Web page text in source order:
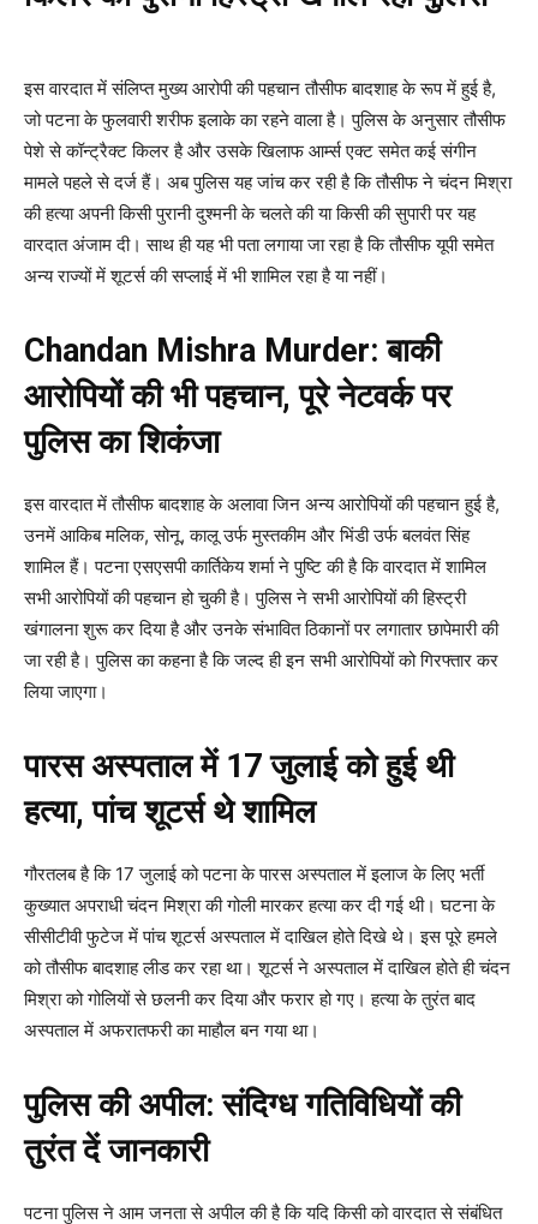
इस वारदात में संलिप्त मुख्य आरोपी की पहचान तौसीफ बादशाह के रूप में हुई है,
जो पटना के फुलवारी शरीफ इलाके का रहने वाला है। पुलिस के अनुसार तौसीफ
पेशे से कॉन्ट्रैक्ट किलर है और उसके खिलाफ आर्म्स एक्ट समेत कई संगीन
मामले पहले से दर्ज हैं। अब पुलिस यह जांच कर रही है कि तौसीफ ने चंदन मिश्रा
की हत्या अपनी किसी पुरानी दुश्मनी के चलते की या किसी की सुपारी पर यह
वारदात अंजाम दी। साथ ही यह भी पता लगाया जा रहा है कि तौसीफ यूपी समेत
अन्य राज्यों में शूटर्स की सप्लाई में भी शामिल रहा है या नहीं।
Chandan Mishra Murder: बाकी
आरोपियों की भी पहचान, पूरे नेटवर्क पर
पुलिस का शिकंजा
इस वारदात में तौसीफ बादशाह के अलावा जिन अन्य आरोपियों की पहचान हुई है,
उनमें आकिब मलिक, सोनू, कालू उर्फ मुस्तकीम और भिंडी उर्फ बलवंत सिंह
शामिल हैं। पटना एसएसपी कार्तिकेय शर्मा ने पुष्टि की है कि वारदात में शामिल
सभी आरोपियों की पहचान हो चुकी है। पुलिस ने सभी आरोपियों की हिस्ट्री
खंगालना शुरू कर दिया है और उनके संभावित ठिकानों पर लगातार छापेमारी की
जा रही है। पुलिस का कहना है कि जल्द ही इन सभी आरोपियों को गिरफ्तार कर
लिया जाएगा।
पारस अस्पताल में 17 जुलाई को हुई थी
हत्या, पांच शूटर्स थे शामिल
गौरतलब है कि 17 जुलाई को पटना के पारस अस्पताल में इलाज के लिए भर्ती
कुख्यात अपराधी चंदन मिश्रा की गोली मारकर हत्या कर दी गई थी। घटना के
सीसीटीवी फुटेज में पांच शूटर्स अस्पताल में दाखिल होते दिखे थे। इस पूरे हमले
को तौसीफ बादशाह लीड कर रहा था। शूटर्स ने अस्पताल में दाखिल होते ही चंदन
मिश्रा को गोलियों से छलनी कर दिया और फरार हो गए। हत्या के तुरंत बाद
अस्पताल में अफरातफरी का माहौल बन गया था।
पुलिस की अपील: संदिग्ध गतिविधियों की
तुरंत दें जानकारी
पटना पुलिस ने आम जनता से अपील की है कि यदि किसी को वारदात से संबंधित